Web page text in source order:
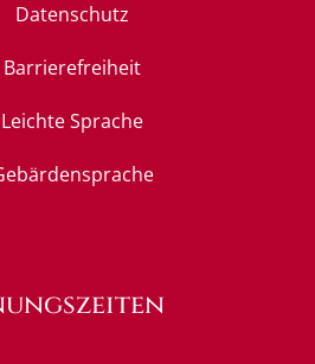
Datenschutz
Barrierefreiheit
Leichte Sprache